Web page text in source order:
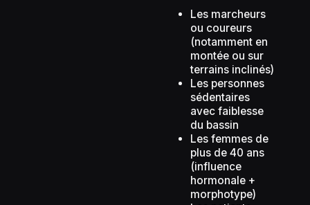
Les marcheurs
ou coureurs
(notamment en
montée ou sur
terrains inclinés)
Les personnes
sédentaires
avec faiblesse
du bassin
Les femmes de
plus de 40 ans
(influence
hormonale +
morphotype)